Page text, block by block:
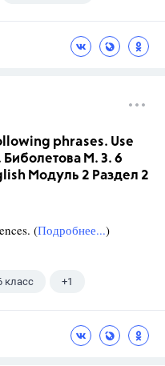
phrases. Use
М. З. 6
Модуль 2 Раздел 2
(Подробнее...)
класс +1